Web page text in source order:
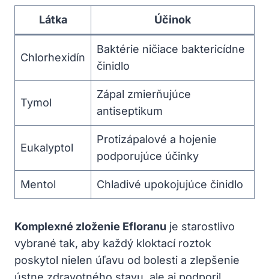
Látka Účinok
Chlorhexidín
Baktérie ničiace baktericídne
činidlo
Tymol
Zápal zmierňujúce
antiseptikum
Eukalyptol
Protizápalové a hojenie
podporujúce účinky
Mentol Chladivé upokojujúce činidlo
Komplexné zloženie Efloranu je starostlivo
vybrané tak, aby každý kloktací roztok
poskytol nielen úľavu od bolesti a zlepšenie